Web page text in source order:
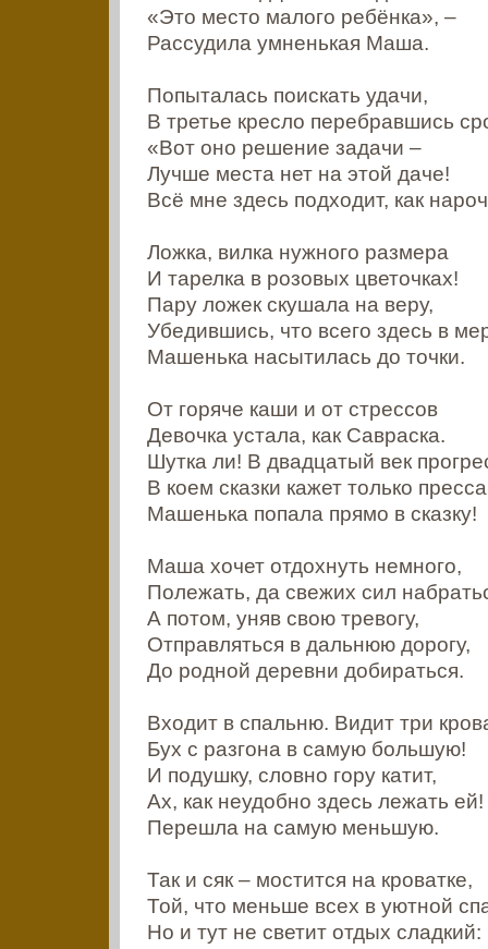
«Это место малого ребёнка», –
Рассудила умненькая Маша.
Попыталась поискать удачи,
В третье кресло перебравшись
«Вот оно решение задачи –
Лучше места нет на этой даче!
Всё мне здесь подходит, как
Ложка, вилка нужного размера
И тарелка в розовых цветочках!
Пару ложек скушала на веру,
Убедившись, что всего здесь в
Машенька насытилась до точки.
От горяче каши и от стрессов
Девочка устала, как Савраска.
Шутка ли! В двадцатый век
В коем сказки кажет только
Машенька попала прямо в сказку!
Маша хочет отдохнуть немного,
Полежать, да свежих сил
А потом, уняв свою тревогу,
Отправляться в дальнюю дорогу,
До родной деревни добираться.
Входит в спальню. Видит три
Бух с разгона в самую большую!
И подушку, словно гору катит,
Ах, как неудобно здесь лежать ей!
Перешла на самую меньшую.
Так и сяк – мостится на кроватке,
Той, что меньше всех в уютной
Но и тут не светит отдых сладкий: